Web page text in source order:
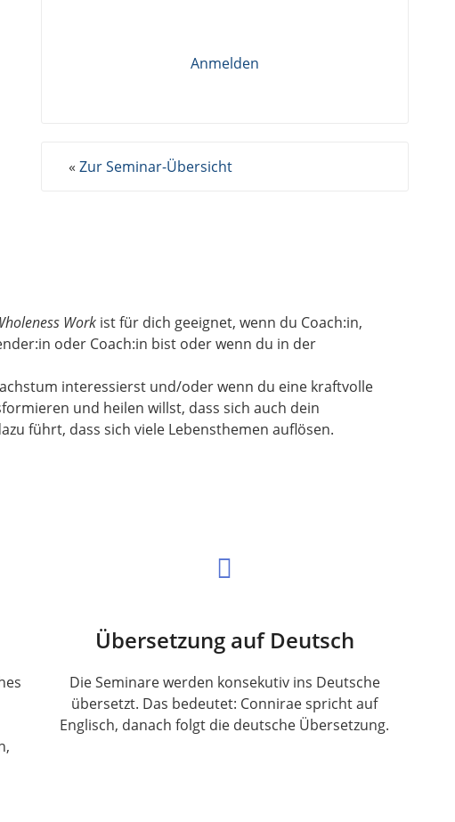
Anmelden
« Zur Seminar-Übersicht
Work ist für dich geeignet, wenn du Coach:in,
oder Coach:in bist oder wenn du in der
interessierst und/oder wenn du eine kraftvolle
und heilen willst, dass sich auch dein
führt, dass sich viele Lebensthemen auflösen.
Übersetzung auf Deutsch
Die Seminare werden konsekutiv ins Deutsche
übersetzt. Das bedeutet: Connirae spricht auf
Englisch, danach folgt die deutsche Übersetzung.